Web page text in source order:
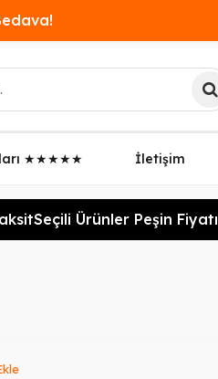
★★★★★ İletişim
Seçili Ürünler Peşin